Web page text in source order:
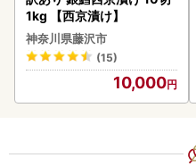
1kg 【西京漬け】
神奈川県藤沢市
(15)
10,000